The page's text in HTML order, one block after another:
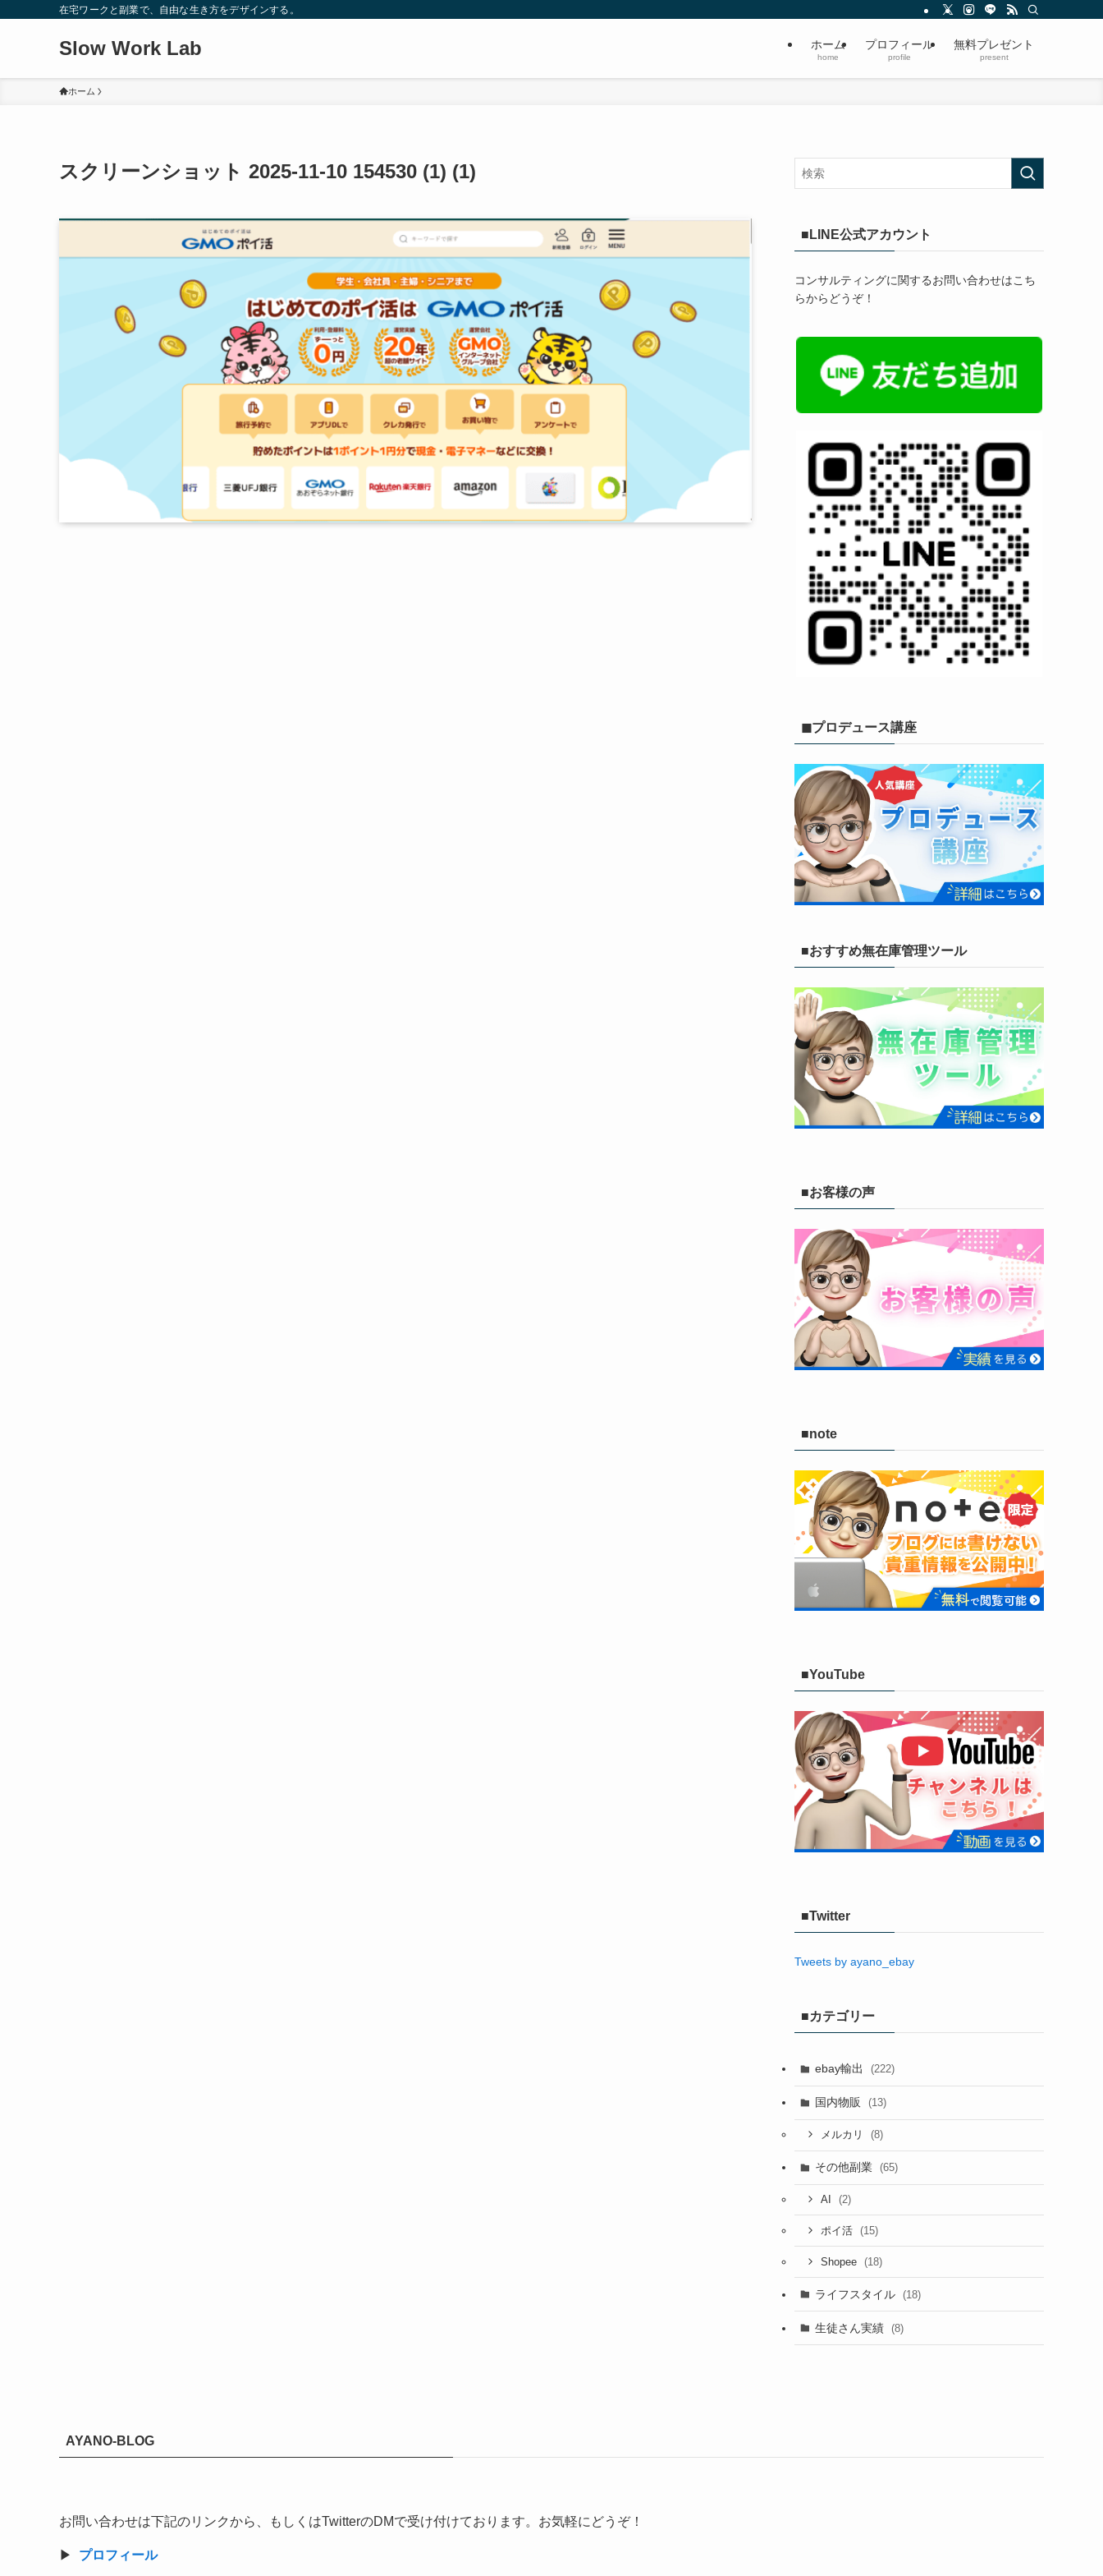
在宅ワークと副業で、自由な生き方をデザインする。
Slow Work Lab ホーム
home
プロフィール
profile
無料プレゼント
present
ホーム
スクリーンショット 2025-11-10 154530 (1) (1)
■LINE公式アカウント
コンサルティングに関するお問い合わせはこち
らからどうぞ！
◼︎プロデュース講座
■おすすめ無在庫管理ツール
■お客様の声
■note
■YouTube
■Twitter
Tweets by ayano_ebay
■カテゴリー
ebay輸出 (222)
国内物販 (13)
メルカリ (8)
その他副業 (65)
AI (2)
ポイ活 (15)
Shopee (18)
ライフスタイル (18)
生徒さん実績 (8)
AYANO-BLOG
お問い合わせは下記のリンクから、もしくはTwitterのDMで受け付けております。お気軽にどうぞ！
▶︎ プロフィール